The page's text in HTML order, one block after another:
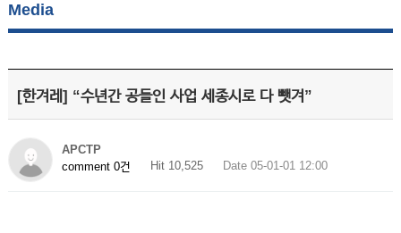
Media
[한겨레] “수년간 공들인 사업 세종시로 다 뺏겨”
APCTP
comment 0건
Hit 10,525 Date 05-01-01 12:00